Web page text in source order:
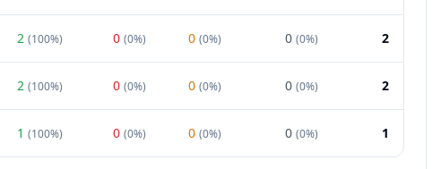
2 (100%) 0 (0%) 0 (0%) 0 (0%) 2
2 (100%) 0 (0%) 0 (0%) 0 (0%) 2
1 (100%) 0 (0%) 0 (0%) 0 (0%) 1